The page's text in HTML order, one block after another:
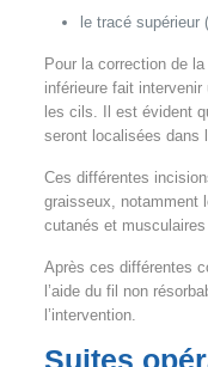
le tracé supérieur
Pour la correction de
inférieure fait
les cils. Il est évident
seront localisées dans
Ces différentes
graisseux, notamment
cutanés et musculaires
Après ces différentes
l’aide du fil non
l’intervention.
Suites